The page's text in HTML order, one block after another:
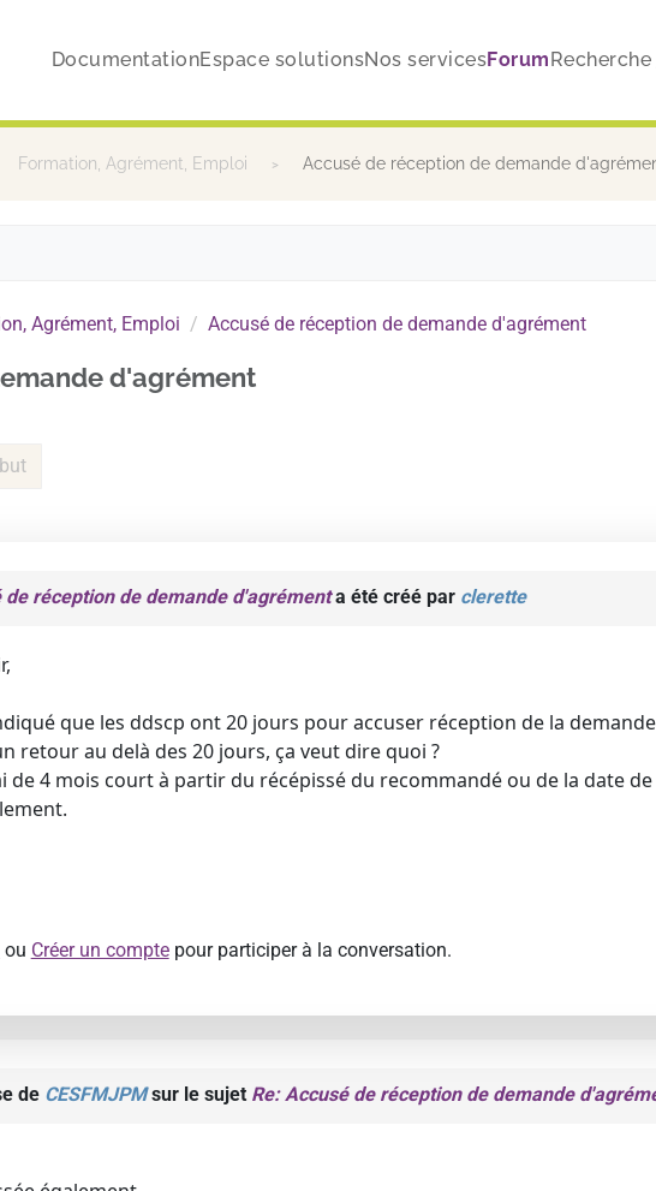
DocumentationEspace solutionsNos servicesForumRecherche
Formation, Agrément, Emploi Accusé de réception de demande
Agrément, Emploi Accusé de réception de demande d'agrément
d'agrément
de réception de demande d'agrémenta été créé par clerette
que les ddscp ont 20 jours pour accuser réception de la
retour au delà des 20 jours, ça veut dire quoi ?
de 4 mois court à partir du récépissé du recommandé ou de la date
ou Créer un comptepour participer à la conversation.
de CESFMJPMsur le sujet Re: Accusé de réception de demande